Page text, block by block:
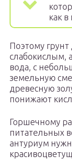
как в
Поэтому
слабокислым,
вода, с
земельную
древесную
понижают
Горшечному
питательных
антуриум